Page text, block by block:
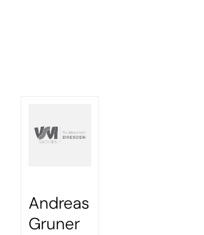
Andreas
Gruner